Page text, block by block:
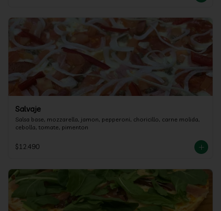
Salvaje
Salsa base, mozzarella, jamon, pepperoni, choricillo, carne molida,
cebolla, tomate, pimenton
$12.490